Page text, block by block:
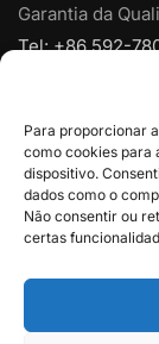
Para proporcionar
como cookies para
dispositivo.
dados como o
Não consentir ou
certas
Garantia da
Tel: +86 592-
Fax: +86 592-
Email:
Endereço: Nº
361102, China
© 2025 Xiamen